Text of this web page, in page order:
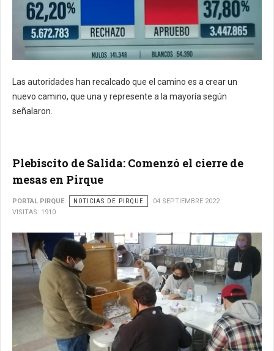
Las autoridades han recalcado que el camino es a crear un
nuevo camino, que una y represente a la mayoría según
señalaron.
Plebiscito de Salida: Comenzó el cierre de
mesas en Pirque
PORTAL PIRQUE NOTICIAS DE PIRQUE
04 SEPTIEMBRE 2022
VISITAS: 1910